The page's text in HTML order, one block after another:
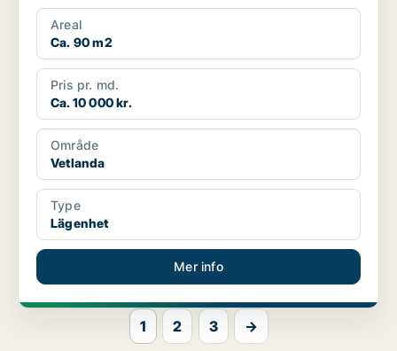
Areal
Ca. 90 m2
Pris pr. md.
Ca. 10 000 kr.
Område
Vetlanda
Type
Lägenhet
Mer info
1 2 3 →